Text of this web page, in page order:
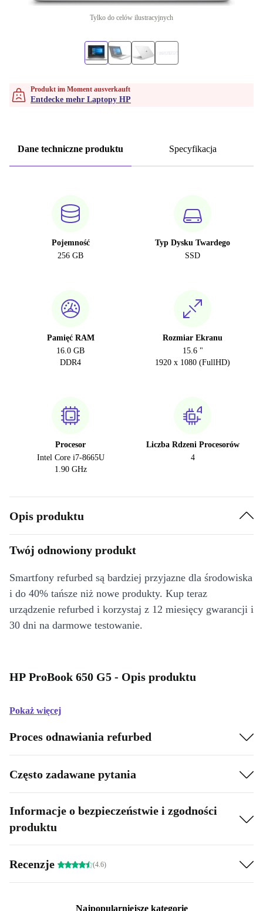
Tylko do celów ilustracyjnych
Produkt im Moment ausverkauft
Entdecke mehr Laptopy HP
Dane techniczne produktu Specyfikacja
Pojemność
256 GB
Typ Dysku Twardego
SSD
Pamięć RAM
16.0 GB
DDR4
Rozmiar Ekranu
15.6 "
1920 x 1080 (FullHD)
Procesor
Intel Core i7-8665U
1.90 GHz
Liczba Rdzeni Procesorów
4
Opis produktu
Twój odnowiony produkt
Smartfony refurbed są bardziej przyjazne dla środowiska
i do 40% tańsze niż nowe produkty. Kup teraz
urządzenie refurbed i korzystaj z 12 miesięcy gwarancji i
30 dni na darmowe testowanie.
HP ProBook 650 G5 - Opis produktu
Pokaż więcej
Proces odnawiania refurbed
Często zadawane pytania
Informacje o bezpieczeństwie i zgodności
produktu
Recenzje (4.6)
Najpopularniejsze kategorie